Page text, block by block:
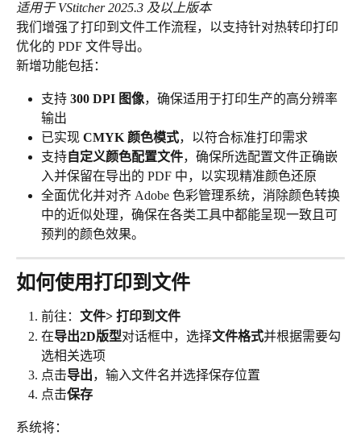
适用于 VStitcher 2025.3 及以上版本
我们增强了打印到文件工作流程，以支持针对热转印打印
优化的 PDF 文件导出。
新增功能包括：
支持 300 DPI 图像，确保适用于打印生产的高分辨率
输出
已实现 CMYK 颜色模式，以符合标准打印需求
支持自定义颜色配置文件，确保所选配置文件正确嵌
入并保留在导出的 PDF 中，以实现精准颜色还原
全面优化并对齐 Adobe 色彩管理系统，消除颜色转换
中的近似处理，确保在各类工具中都能呈现一致且可
预判的颜色效果。
如何使用打印到文件
前往： 文件> 打印到文件
在导出2D版型对话框中，选择文件格式并根据需要勾
选相关选项
点击导出，输入文件名并选择保存位置
点击保存
系统将：